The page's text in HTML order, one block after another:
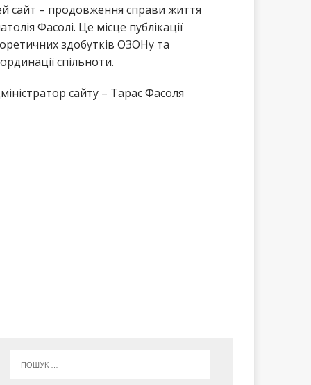
сайт – продовження справи життя
Фасолі. Це місце публікації
здобутків ОЗОНу та
спільноти.
сайту – Тарас Фасоля